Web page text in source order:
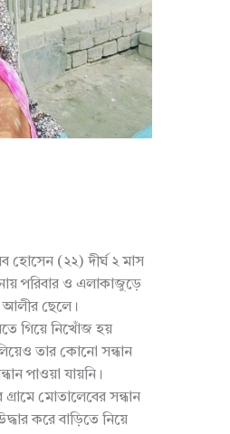
হোসেন (২২) দীর্ঘ ২ মাস
পরিবার ও এলাকাজুড়ে
আলীর ছেলে।
গিয়ে নিখোঁজ হয়
তার কোনো সন্ধান
পাওয়া যায়নি।
মোতালেবের সন্ধান
করে বাড়িতে নিয়ে